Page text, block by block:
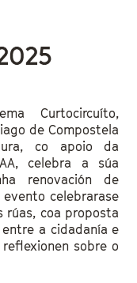
Curtocircuíto,
de Compostela
co apoio da
celebra a súa
renovación de
celebrarase
rúas, coa proposta
a cidadanía e
sobre o